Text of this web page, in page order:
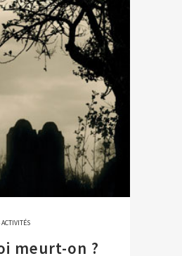
ACTIVITÉS
meurt-on ?